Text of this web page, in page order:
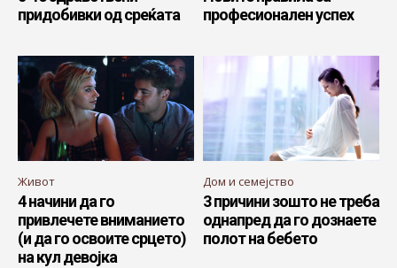
придобивки од среќата
професионален успех
Живот
4 начини да го
привлечете вниманието
(и да го освоите срцето)
на кул девојка
Дом и семејство
3 причини зошто не треба
однапред да го дознаете
полот на бебето